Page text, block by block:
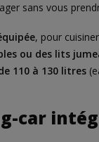
sans vous
, pour
ou des lits
110 à 130 litres
car